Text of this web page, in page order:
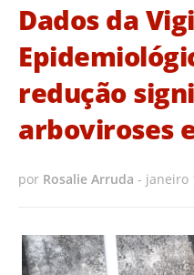
Dados da
redução
arboviroses
por Rosalie Arruda - janeiro